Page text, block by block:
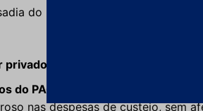
do país. Ele propõe uma ação
(financeiro e real):
do PAC (Programa de Aceleração
nas despesas de custeio, sem